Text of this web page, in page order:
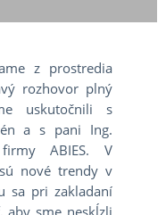
z prostredia
rozhovor plný
uskutočnili s
a s pani Ing.
ABIES. V
nové trendy v
sa pri zakladaní